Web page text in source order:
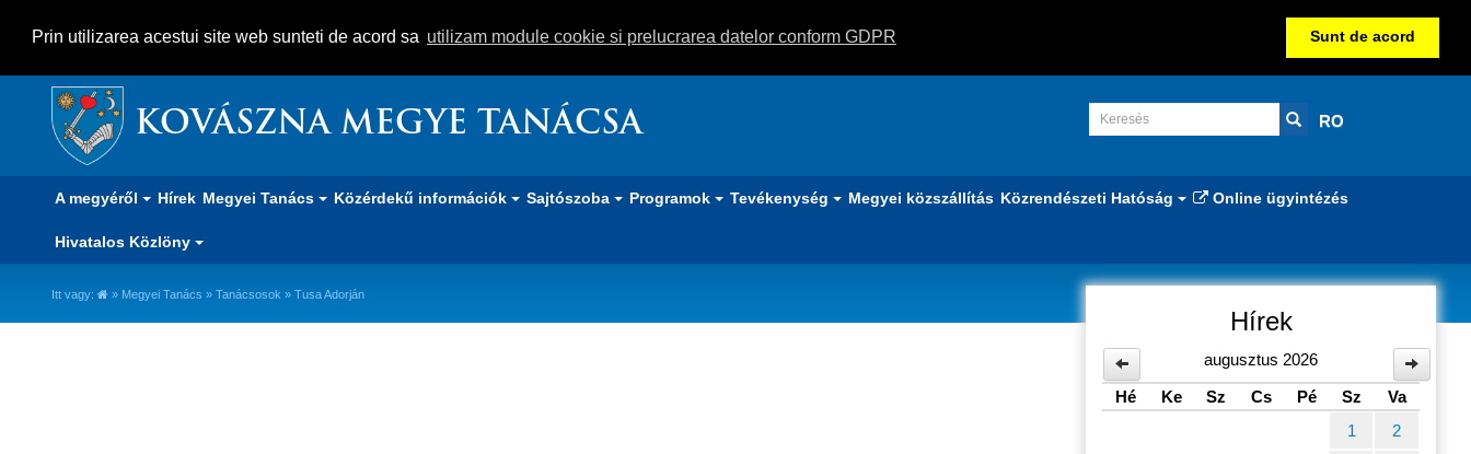
Prin utilizarea acestui site web sunteti de acord sa utilizam module cookie si prelucrarea datelor conform GDPR Sunt de acord
KOVÁSZNA MEGYE TANÁCSA RO
A megyéről Hírek Megyei Tanács Közérdekű információk Sajtószoba Programok Tevékenység Megyei közszállítás Közrendészeti Hatóság Online ügyintézés
Hivatalos Közlöny
Itt vagy: » Megyei Tanács » Tanácsosok » Tusa Adorján
Hírek
augusztus 2026
Hé
Ke Sz Cs Pé Sz
Va
1
2